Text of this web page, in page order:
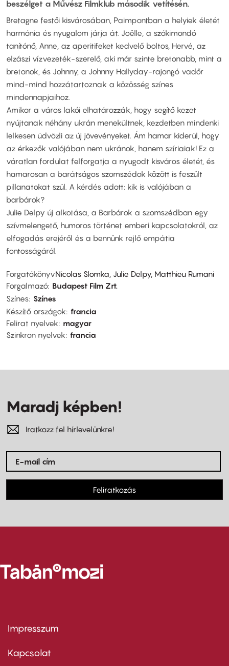
beszélget a Művész Filmklub második vetítésén.
Bretagne festői kisvárosában, Paimpontban a helyiek életét
harmónia és nyugalom járja át. Joëlle, a szókimondó
tanítónő, Anne, az aperitifeket kedvelő boltos, Hervé, az
elzászi vízvezeték-szerelő, aki már szinte bretonabb, mint a
bretonok, és Johnny, a Johnny Hallyday-rajongó vadőr
mind-mind hozzátartoznak a közösség színes
mindennapjaihoz.
Amikor a város lakói elhatározzák, hogy segítő kezet
nyújtanak néhány ukrán menekültnek, kezdetben mindenki
lelkesen üdvözli az új jövevényeket. Ám hamar kiderül, hogy
az érkezők valójában nem ukránok, hanem szíriaiak! Ez a
váratlan fordulat felforgatja a nyugodt kisváros életét, és
hamarosan a barátságos szomszédok között is feszült
pillanatokat szül. A kérdés adott: kik is valójában a
barbárok?
Julie Delpy új alkotása, a Barbárok a szomszédban egy
szívmelengető, humoros történet emberi kapcsolatokról, az
elfogadás erejéről és a bennünk rejlő empátia
fontosságáról.
ForgatókönyvNicolas Slomka, Julie Delpy, Matthieu Rumani
Forgalmazó Budapest Film Zrt.
Színes Színes
Készítő országok francia
Felirat nyelvek
magyar
Szinkron nyelvek francia
Maradj képben!
Iratkozz fel hírlevelünkre!
Feliratkozás
Footer
first
Impresszum
Kapcsolat